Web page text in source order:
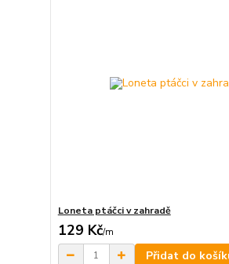
Loneta ptáčci v zahradě
129 Kč/m
Přidat do